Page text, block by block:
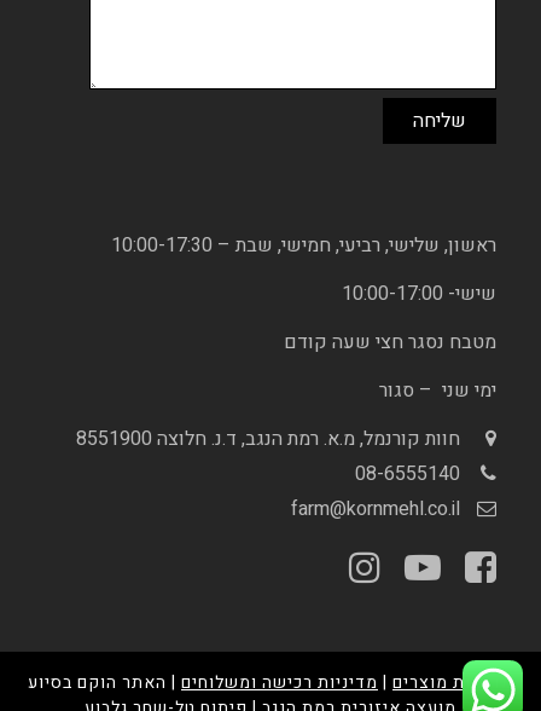
ראשון, שלישי, רביעי, חמישי, שבת – 10:00-17:30
שישי- 10:00-17:00
מטבח נסגר חצי שעה קודם
ימי שני – סגור
חוות קורנמל, מ.א. רמת הנגב, ד.נ. חלוצה 8551900
08-6555140
farm@kornmehl.co.il
מדיניות מוצרים |מדיניות רכישה ומשלוחים | האתר הוקם בסיוע